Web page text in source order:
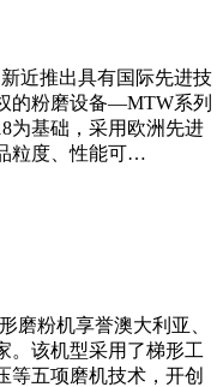
近推出具有国际先进技
的粉磨设备—MTW系列
为基础，采用欧洲先进
粒度、性能可…
磨粉机享誉澳大利亚、
。该机型采用了梯形工
等五项磨机技术，开创